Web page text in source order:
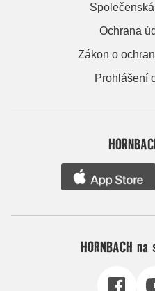
Ochrana
Zákon o
Prohlášení
HORNBACH